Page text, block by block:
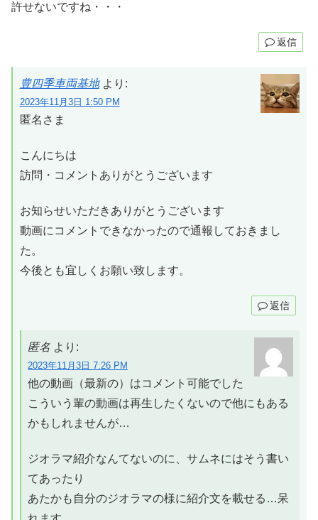
許せないですね・・・
返信
豊四季車両基地 より:
2023年11月3日 1:50 PM
匿名さま
こんにちは
訪問・コメントありがとうございます
お知らせいただきありがとうございます
動画にコメントできなかったので通報しておきまし
た。
今後とも宜しくお願い致します。
返信
匿名 より:
2023年11月3日 7:26 PM
他の動画（最新の）はコメント可能でした
こういう輩の動画は再生したくないので他にもある
かもしれませんが…
ジオラマ紹介なんてないのに、サムネにはそう書い
てあったり
あたかも自分のジオラマの様に紹介文を載せる…呆